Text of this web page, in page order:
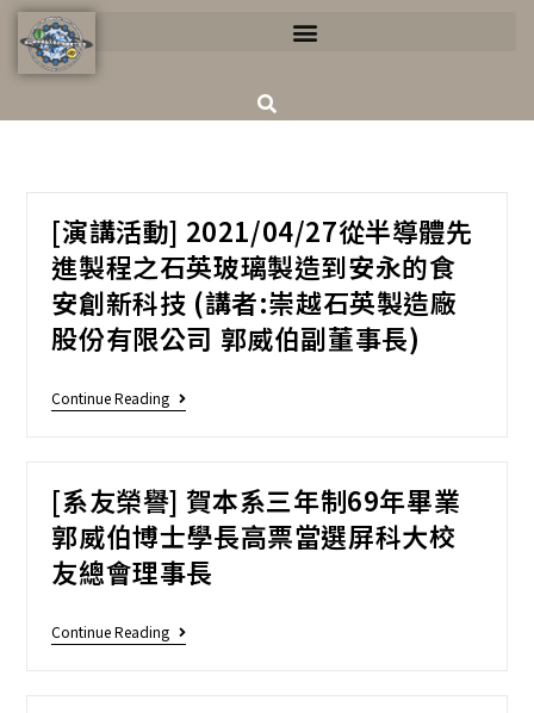
[演講活動] 2021/04/27從半導體先
進製程之石英玻璃製造到安永的食
安創新科技 (講者:崇越石英製造廠
股份有限公司 郭威伯副董事長)
Continue Reading
[系友榮譽] 賀本系三年制69年畢業
郭威伯博士學長高票當選屏科大校
友總會理事長
Continue Reading